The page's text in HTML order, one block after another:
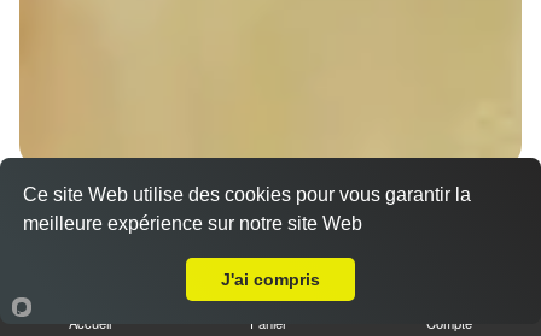
Nos Sandwichs à emporter proche Osthoffen
(67990)
Sandwich döner poulet
Accueil Panier Compte
Ce site Web utilise des cookies pour vous garantir la
meilleure expérience sur notre site Web
J'ai compris